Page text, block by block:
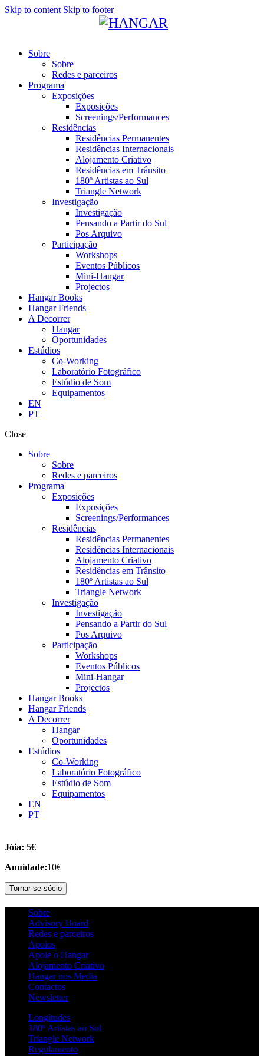
Skip to content Skip to footer
Sobre
Sobre
Redes e parceiros
Programa
Exposições
Exposições
Screenings/Performances
Residências
Residências Permanentes
Residências Internacionais
Alojamento Criativo
Residências em Trânsito
180º Artistas ao Sul
Triangle Network
Investigação
Investigação
Pensando a Partir do Sul
Pos Arquivo
Participação
Workshops
Eventos Públicos
Mini-Hangar
Projectos
Hangar Books
Hangar Friends
A Decorrer
Hangar
Oportunidades
Estúdios
Co-Working
Laboratório Fotográfico
Estúdio de Som
Equipamentos
EN
PT
Close
Sobre
Sobre
Redes e parceiros
Programa
Exposições
Exposições
Screenings/Performances
Residências
Residências Permanentes
Residências Internacionais
Alojamento Criativo
Residências em Trânsito
180º Artistas ao Sul
Triangle Network
Investigação
Investigação
Pensando a Partir do Sul
Pos Arquivo
Participação
Workshops
Eventos Públicos
Mini-Hangar
Projectos
Hangar Books
Hangar Friends
A Decorrer
Hangar
Oportunidades
Estúdios
Co-Working
Laboratório Fotográfico
Estúdio de Som
Equipamentos
EN
PT
Jóia: 5€
Anuidade:10€
Tornar-se sócio
Sobre
Advisory Board
Redes e parceiros
Apoios
Apoie o Hangar
Alojamento Criativo
Hangar nos Media
Contactos
Newsletter
Longitudes
180º Artistas ao Sul
Triangle Network
Regulamento